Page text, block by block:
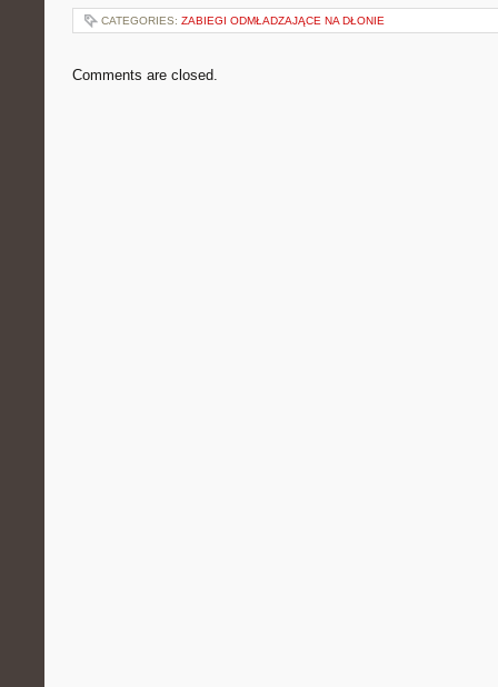
CATEGORIES: ZABIEGI ODMŁADZAJĄCE NA DŁONIE
Comments are closed.